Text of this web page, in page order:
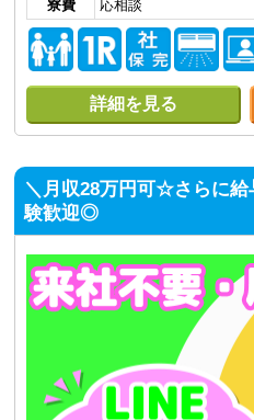
寮費 応相談
詳細を見る
＼月収28万円可☆さらに
験歓迎◎